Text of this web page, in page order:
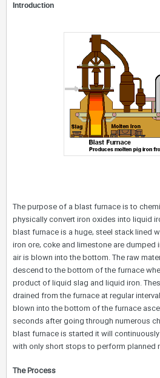
Introduction
The purpose of a blast furnace is to
physically convert iron oxides into
blast furnace is a huge, steel stack
iron ore, coke and limestone are
air is blown into the bottom. The raw
descend to the bottom of the furnace
product of liquid slag and liquid iron.
drained from the furnace at regular
blown into the bottom of the furnace
seconds after going through numerous
blast furnace is started it will
with only short stops to perform
The Process